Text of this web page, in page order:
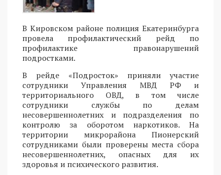
В Кировском районе полиция Екатеринбурга
провела профилактический рейд по
профилактике правонарушений
подростками.
В рейде «Подросток» приняли участие
сотрудники Управления МВД РФ и
территориального ОВД, в том числе
сотрудники службы по делам
несовершеннолетних и подразделения по
контролю за оборотом наркотиков. На
территории микрорайона Пионерский
сотрудниками были проверены места сбора
несовершеннолетних, опасных для их
здоровья и психического развития.